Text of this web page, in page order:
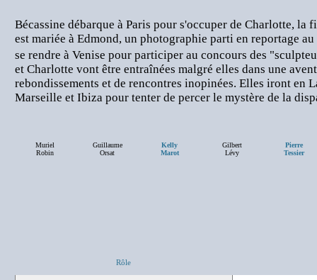
Bécassine débarque à Paris pour s'occuper de Charlotte,
est mariée à Edmond, un photographie parti en reportage
se rendre à Venise pour participer au concours des
et Charlotte vont être entraînées malgré elles dans une
rebondissements et de rencontres inopinées. Elles iront en
Marseille et Ibiza pour tenter de percer le mystère de la
Muriel
Robin
Guillaume
Orsat
Kelly
Marot
Gilbert
Lévy
Pierre
Tessier
Rôle